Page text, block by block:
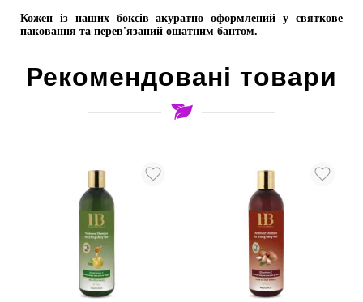
Кожен із наших боксів акуратно оформлений у святкове
паковання та перев'язаний ошатним бантом.
Рекомендовані товари